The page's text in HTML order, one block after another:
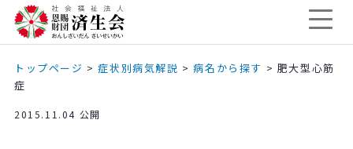
トップページ >症状別病気解説 >病名から探す > 肥大型心筋
症
2015.11.04 公開